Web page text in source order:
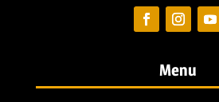
Menu